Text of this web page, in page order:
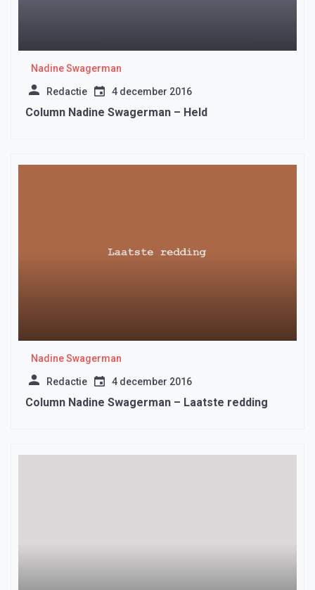
Nadine Swagerman
Redactie 4 december 2016
Column Nadine Swagerman – Held
Nadine Swagerman
Redactie 4 december 2016
Column Nadine Swagerman – Laatste redding